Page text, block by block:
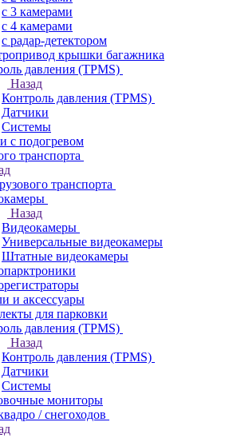
с 3 камерами
с 4 камерами
с радар-детектором
крышки багажника
давления (TPMS)
Назад
Контроль давления (TPMS)
Датчики
Системы
с подогревом
транспорта
транспорта
Назад
Видеокамеры
Универсальные видеокамеры
Штатные видеокамеры
и аксессуары
для парковки
давления (TPMS)
Назад
Контроль давления (TPMS)
Датчики
Системы
мониторы
/ снегоходов